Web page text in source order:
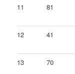
11 81
12 41
13 70